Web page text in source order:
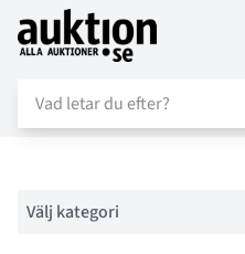
Auktion.se
Filter
Välj kategori